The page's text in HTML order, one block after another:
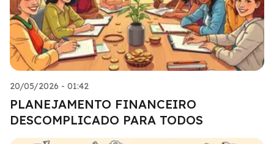
20/05/2026 - 01:42
PLANEJAMENTO FINANCEIRO
DESCOMPLICADO PARA TODOS